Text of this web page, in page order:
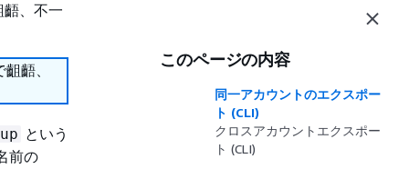
、不一
齬、
という
前の
このページの内容
同一アカウントのエクスポー
ト (CLI)
クロスアカウントエクスポー
ト (CLI)